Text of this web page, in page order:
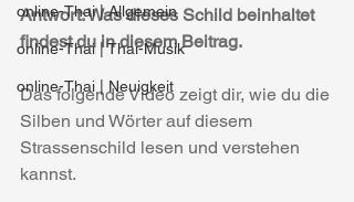
online-Thai | Allgemein
online-Thai | Thai-Musik
online-Thai | Neuigkeit
Antwort: Was dieses Schild beinhaltet
findest du in diesem Beitrag.
Das folgende Video zeigt dir, wie du die
Silben und Wörter auf diesem
Strassenschild lesen und verstehen
kannst.